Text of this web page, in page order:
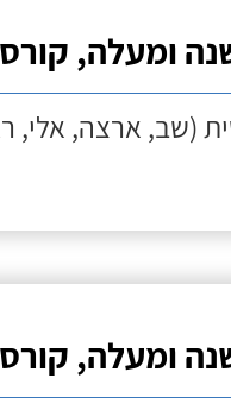
ומעלה,
(שב, ארצה, אלי,
ומעלה,